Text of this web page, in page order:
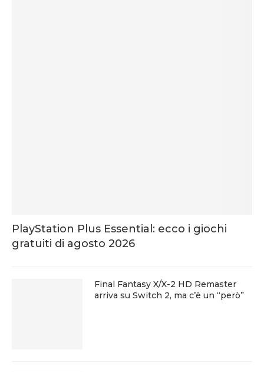
PlayStation Plus Essential: ecco i giochi
gratuiti di agosto 2026
Final Fantasy X/X-2 HD Remaster
arriva su Switch 2, ma c’è un “però”